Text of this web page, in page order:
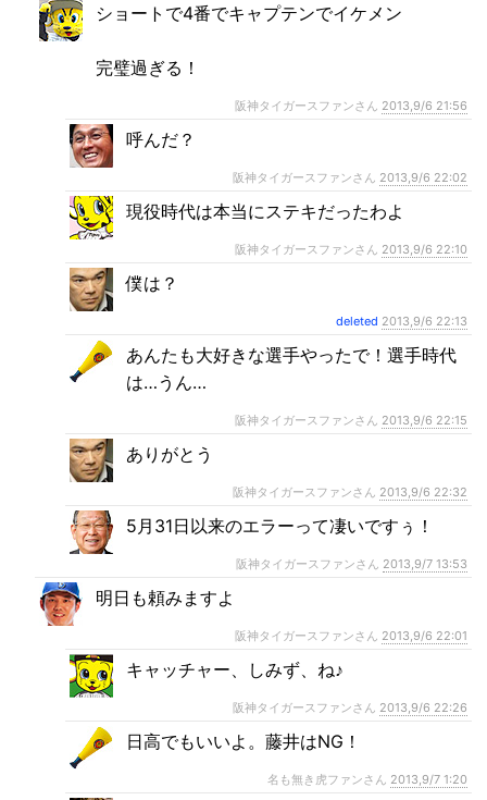
ショートで4番でキャプテンでイケメン
完璧過ぎる！
阪神タイガースファンさん 2013,9/6 21:56
呼んだ？
阪神タイガースファンさん 2013,9/6 22:02
現役時代は本当にステキだったわよ
阪神タイガースファンさん 2013,9/6 22:10
僕は？
deleted 2013,9/6 22:13
あんたも大好きな選手やったで！選手時代
は…うん…
阪神タイガースファンさん 2013,9/6 22:15
ありがとう
阪神タイガースファンさん 2013,9/6 22:32
5月31日以来のエラーって凄いですぅ！
阪神タイガースファンさん 2013,9/7 13:53
明日も頼みますよ
阪神タイガースファンさん 2013,9/6 22:01
キャッチャー、しみず、ね♪
阪神タイガースファンさん 2013,9/6 22:26
日高でもいいよ。藤井はNG！
名も無き虎ファンさん 2013,9/7 1:20